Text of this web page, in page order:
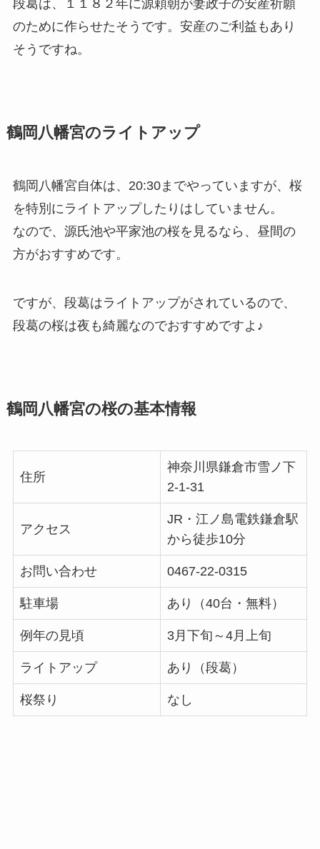
段葛は、１１８２年に源頼朝が妻政子の安産祈願
のために作らせたそうです。安産のご利益もあり
そうですね。
鶴岡八幡宮のライトアップ
鶴岡八幡宮自体は、20:30までやっていますが、桜
を特別にライトアップしたりはしていません。
なので、源氏池や平家池の桜を見るなら、昼間の
方がおすすめです。
ですが、段葛はライトアップがされているので、
段葛の桜は夜も綺麗なのでおすすめですよ♪
鶴岡八幡宮の桜の基本情報
住所
神奈川県鎌倉市雪ノ下
2-1-31
アクセス
JR・江ノ島電鉄鎌倉駅
から徒歩10分
お問い合わせ 0467-22-0315
駐車場 あり（40台・無料）
例年の見頃 3月下旬～4月上旬
ライトアップ あり（段葛）
桜祭り なし